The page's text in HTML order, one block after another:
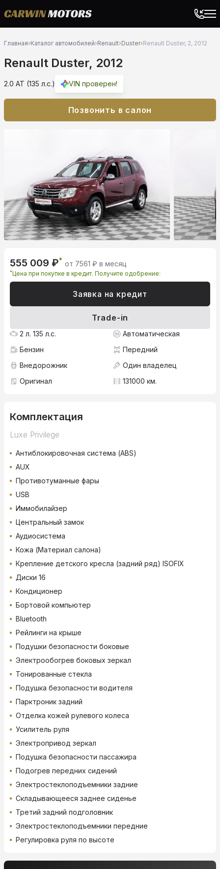
Главная›Каталог автомобилей›Renault›Duster›Renault Duster, 2, 2012
Renault Duster, 2012
2.0 AT (135 л.с.) VIN проверен!
Позвонить в салон
555 009 ₽* от 7561 ₽ в месяц
*Цена при покупке в кредит. Получите одобрение:
Заявка на кредит
Trade-in
2 л. 135 л.с.
Автоматическая
Бензин
Передний
Внедорожник
Один владелец
Оригинал
131000 км.
Комплектация
Luxe Privilege
Антиблокировочная система (ABS)
AUX
Противотуманные фары
USB
Иммобилайзер
Центральный замок
Аудиосистема
Кожа (Материал салона)
Крепление детского кресла (задний ряд) ISOFIX
Диски 16
Кондиционер
Бортовой компьютер
Bluetooth
Рейлинги на крыше
Подушки безопасности боковые
Электрообогрев боковых зеркал
Тонированные стекла
Подушка безопасности водителя
Парктроник задний
Отделка кожей рулевого колеса
Усилитель руля
Электропривод зеркал
Подушка безопасности пассажира
Подогрев передних сидений
Электростеклоподъемники задние
Складывающееся заднее сиденье
Третий задний подголовник
Электростеклоподъемники передние
Регулировка руля по высоте